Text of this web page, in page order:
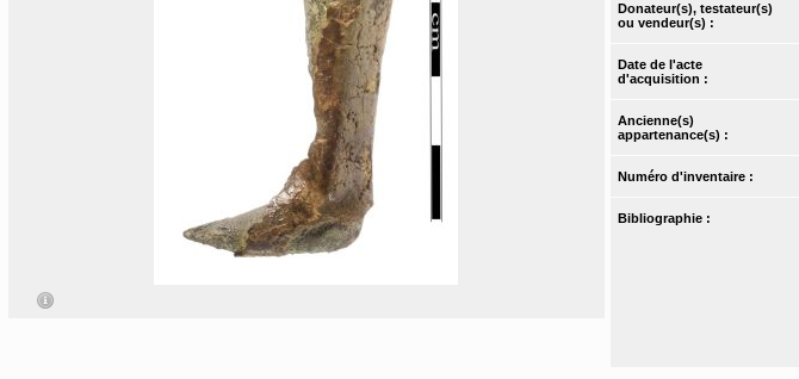
Donateur(s), testateur(s)
ou vendeur(s) :
Date de l'acte
d'acquisition :
Ancienne(s)
appartenance(s) :
Numéro d'inventaire :
Bibliographie :